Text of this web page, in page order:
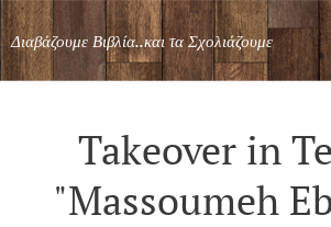
Διαβάζουμε Βιβλία..και τα Σχολιάζουμε
Takeover in
"Massoumeh